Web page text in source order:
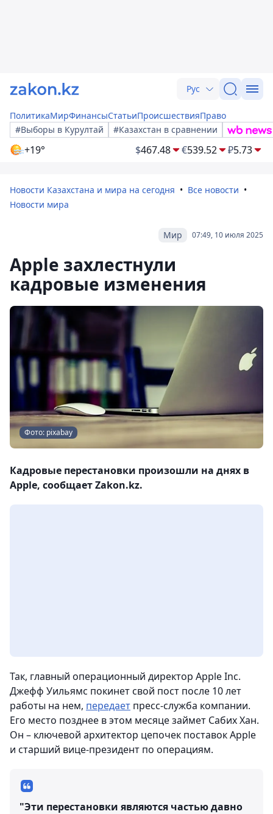
Рус
ПолитикаМирФинансыСтатьиПроисшествияПраво
#Выборы в Курултай
#Казахстан в сравнении
+19° $467.48 €539.52 ₽5.73
Новости Казахстана и мира на сегодня
Все новости
Новости мира
07:49, 10 июля 2025
Мир
Apple захлестнули
кадровые изменения
Фото: pixabay
Кадровые перестановки произошли на днях в
Apple, сообщает Zakon.kz.
Так, главный операционный директор Apple Inc.
Джефф Уильямс покинет свой пост после 10 лет
работы на нем, передает пресс-служба компании.
Его место позднее в этом месяце займет Сабих Хан.
Он – ключевой архитектор цепочек поставок Apple
и старший вице-президент по операциям.
"Эти перестановки являются частью давно